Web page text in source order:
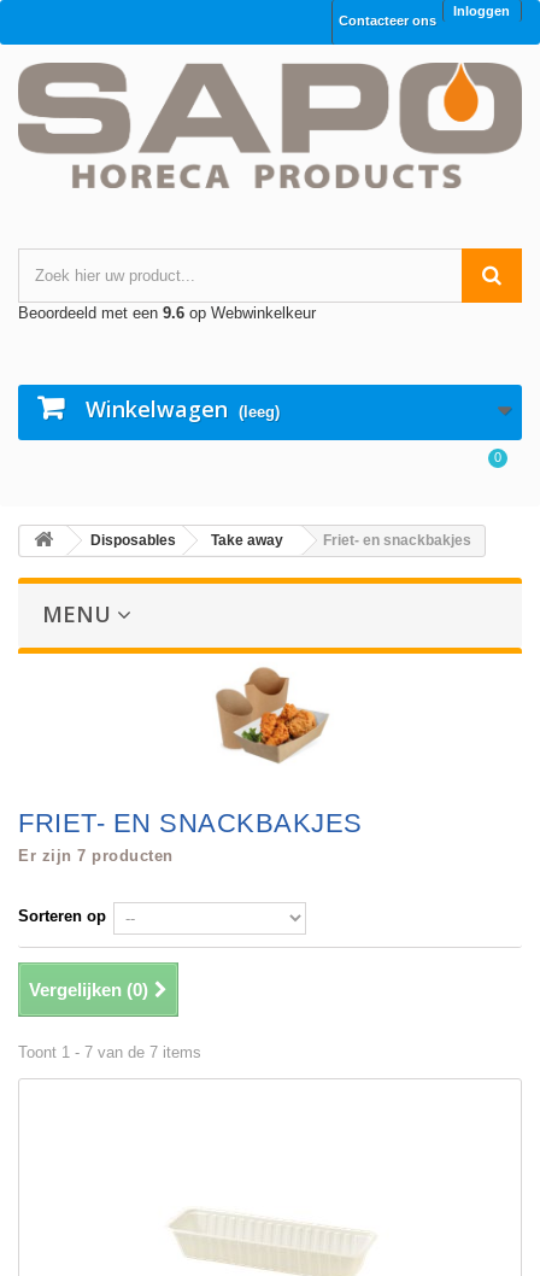
Inloggen
Contacteer ons
Beoordeeld met een 9.6 op Webwinkelkeur
Winkelwagen (leeg)
0
Disposables Take away Friet- en snackbakjes
MENU
FRIET- EN SNACKBAKJES
Er zijn 7 producten
Sorteren op
Vergelijken (0)
Toont 1 - 7 van de 7 items